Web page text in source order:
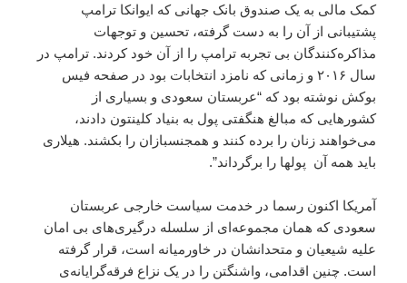
کمک مالی به یک صندوق بانک جهانی که ایوانکا ترامپ
پشتیبانی از آن را به دست گرفته، تحسین و توجهات
مذاکره‌کنندگان بی تجربه ترامپ را از آن خود کردند. ترامپ در
سال ۲۰۱۶ و زمانی که نامزد انتخابات بود در صفحه فیس
بوکش نوشته بود که “عربستان سعودی و بسیاری از
کشورهایی که مبالغ هنگفتی پول به بنیاد کلینتون دادند،
می‌خواهند زنان را برده کنند و همجنسبازان را بکشند. هیلاری
باید همه آن پولها را برگرداند”.
آمریکا اکنون رسما در خدمت سیاست خارجی عربستان
سعودی که همان مجموعه‌ای از سلسله درگیری‌های بی امان
علیه شیعیان و متحدانشان در خاورمیانه است، قرار گرفته
است. چنین اقدامی، ‌واشنگتن را در یک نزاع فرقه‌گرایانه‌ی